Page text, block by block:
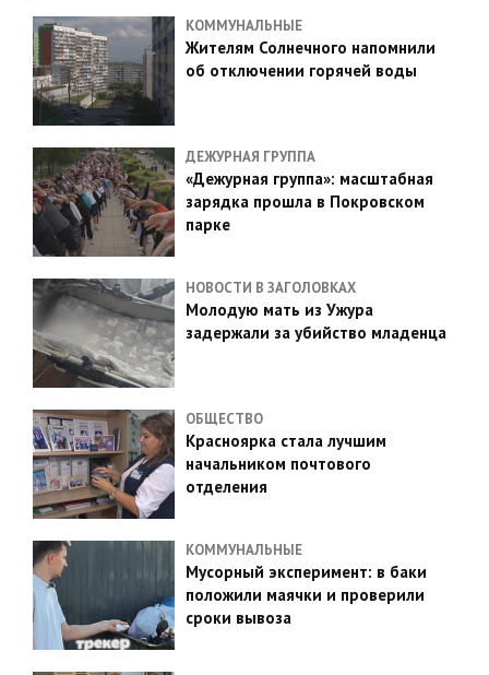
КОММУНАЛЬНЫЕ
Жителям Солнечного напомнили
об отключении горячей воды
ДЕЖУРНАЯ ГРУППА
«Дежурная группа»: масштабная
зарядка прошла в Покровском
парке
НОВОСТИ В ЗАГОЛОВКАХ
Молодую мать из Ужура
задержали за убийство младенца
ОБЩЕСТВО
Красноярка стала лучшим
начальником почтового
отделения
КОММУНАЛЬНЫЕ
Мусорный эксперимент: в баки
положили маячки и проверили
сроки вывоза